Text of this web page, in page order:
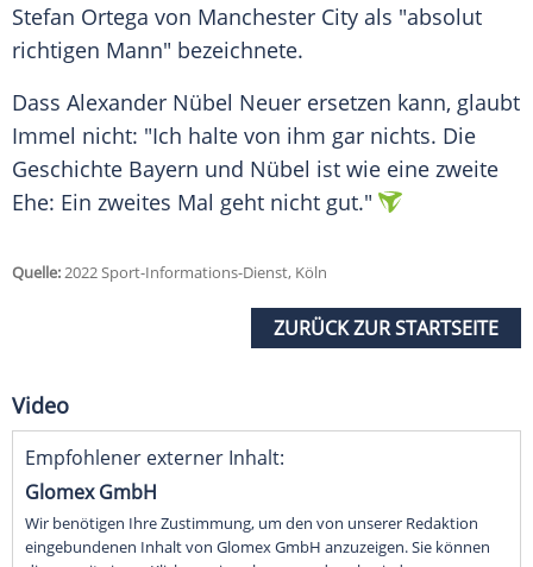
Stefan Ortega von Manchester City als "absolut
richtigen Mann" bezeichnete.
Dass Alexander Nübel Neuer ersetzen kann, glaubt
Immel nicht: "Ich halte von ihm gar nichts. Die
Geschichte Bayern und Nübel ist wie eine zweite
Ehe: Ein zweites Mal geht nicht gut."
Quelle:2022 Sport-Informations-Dienst, Köln
ZURÜCK ZUR STARTSEITE
Video
Empfohlener externer Inhalt:
Glomex GmbH
Wir benötigen Ihre Zustimmung, um den von unserer Redaktion
eingebundenen Inhalt von Glomex GmbH anzuzeigen. Sie können